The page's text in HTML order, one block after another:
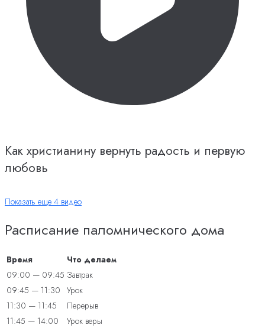
Как христианину вернуть радость и первую
любовь
Показать еще 4 видео
Расписание паломнического дома
Время
Что делаем
09:00 — 09:45 Завтрак
09:45 — 11:30 Урок
11:30 — 11:45
Перерыв
11:45 — 14:00
Урок веры